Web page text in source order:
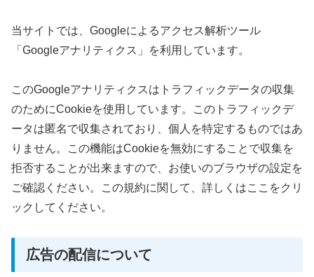
当サイトでは、Googleによるアクセス解析ツール
「Googleアナリティクス」を利用しています。
このGoogleアナリティクスはトラフィックデータの収集
のためにCookieを使用しています。このトラフィックデ
ータは匿名で収集されており、個人を特定するものではあ
りません。この機能はCookieを無効にすることで収集を
拒否することが出来ますので、お使いのブラウザの設定を
ご確認ください。この規約に関して、詳しくはここをクリ
ックしてください。
広告の配信について